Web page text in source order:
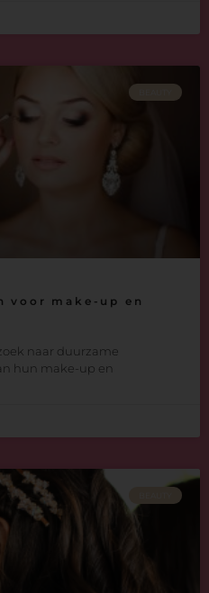
voor make-up en
naar duurzame
hun make-up en